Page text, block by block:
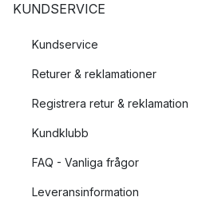
KUNDSERVICE
Kundservice
Returer & reklamationer
Registrera retur & reklamation
Kundklubb
FAQ - Vanliga frågor
Leveransinformation